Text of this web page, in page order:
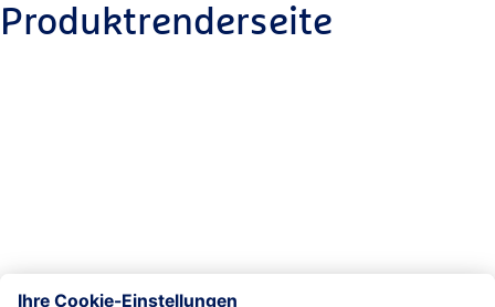
Produktrenderseite